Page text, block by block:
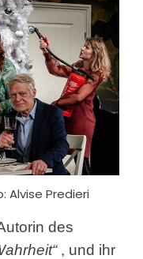
Alvise Predieri
des
, und ihr